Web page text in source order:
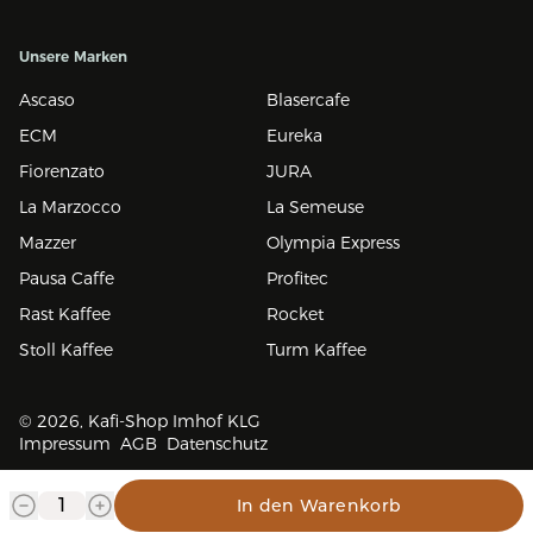
In den Warenkorb
Unsere Marken
Ascaso
Blasercafe
ECM
Eureka
Fiorenzato
JURA
La Marzocco
La Semeuse
Mazzer
Olympia Express
Pausa Caffe
Profitec
Rast Kaffee
Rocket
Stoll Kaffee
Turm Kaffee
© 2026, Kafi-Shop Imhof KLG
Impressum AGB Datenschutz